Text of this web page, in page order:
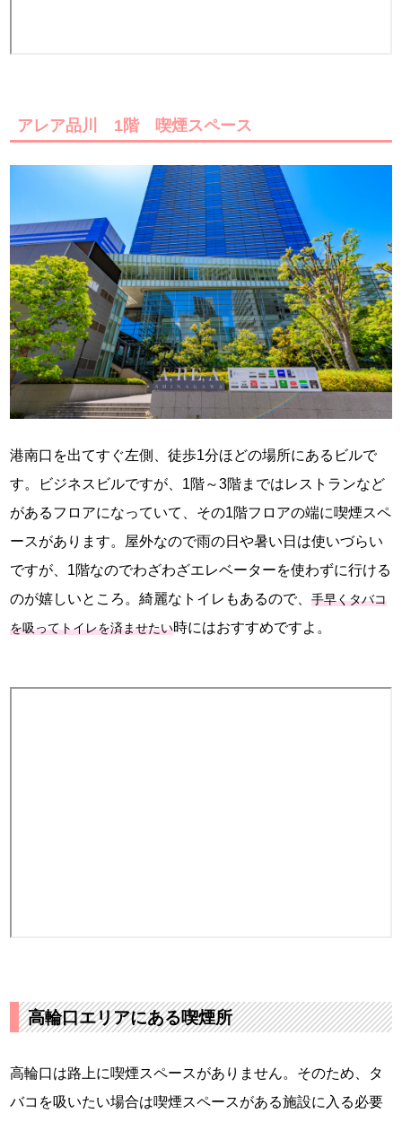
アレア品川 1階 喫煙スペース
港南口を出てすぐ左側、徒歩1分ほどの場所にあるビルで
す。ビジネスビルですが、1階～3階まではレストランなど
があるフロアになっていて、その1階フロアの端に喫煙スペ
ースがあります。屋外なので雨の日や暑い日は使いづらい
ですが、1階なのでわざわざエレベーターを使わずに行ける
のが嬉しいところ。綺麗なトイレもあるので、手早くタバコ
を吸ってトイレを済ませたい時にはおすすめですよ。
高輪口エリアにある喫煙所
高輪口は路上に喫煙スペースがありません。そのため、タ
バコを吸いたい場合は喫煙スペースがある施設に入る必要